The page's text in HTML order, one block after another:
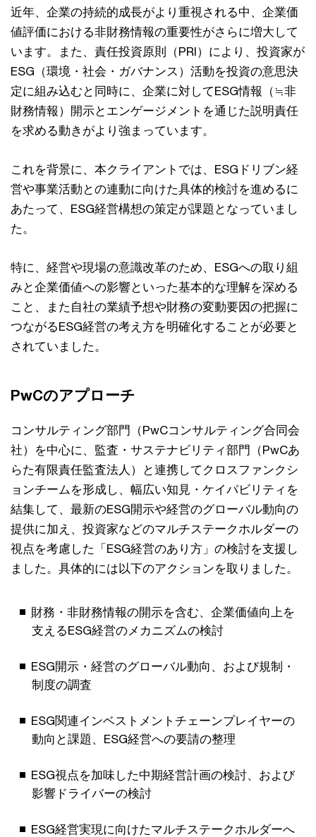
近年、企業の持続的成長がより重視される中、企業価
値評価における非財務情報の重要性がさらに増大して
います。また、責任投資原則（PRI）により、投資家が
ESG（環境・社会・ガバナンス）活動を投資の意思決
定に組み込むと同時に、企業に対してESG情報（≒非
財務情報）開示とエンゲージメントを通じた説明責任
を求める動きがより強まっています。
これを背景に、本クライアントでは、ESGドリブン経
営や事業活動との連動に向けた具体的検討を進めるに
あたって、ESG経営構想の策定が課題となっていまし
た。
特に、経営や現場の意識改革のため、ESGへの取り組
みと企業価値への影響といった基本的な理解を深める
こと、また自社の業績予想や財務の変動要因の把握に
つながるESG経営の考え方を明確化することが必要と
されていました。
PwCのアプローチ
コンサルティング部門（PwCコンサルティング合同会
社）を中心に、監査・サステナビリティ部門（PwCあ
らた有限責任監査法人）と連携してクロスファンクシ
ョンチームを形成し、幅広い知見・ケイパビリティを
結集して、最新のESG開示や経営のグローバル動向の
提供に加え、投資家などのマルチステークホルダーの
視点を考慮した「ESG経営のあり方」の検討を支援し
ました。具体的には以下のアクションを取りました。
財務・非財務情報の開示を含む、企業価値向上を
支えるESG経営のメカニズムの検討
ESG開示・経営のグローバル動向、および規制・
制度の調査
ESG関連インベストメントチェーンプレイヤーの
動向と課題、ESG経営への要請の整理
ESG視点を加味した中期経営計画の検討、および
影響ドライバーの検討
ESG経営実現に向けたマルチステークホルダーへ